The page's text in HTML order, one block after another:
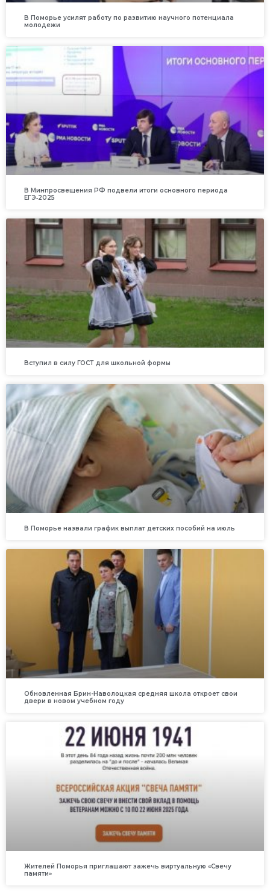
В Поморье усилят работу по развитию научного потенциала
молодежи
В Минпросвещения РФ подвели итоги основного периода
ЕГЭ‑2025
Вступил в силу ГОСТ для школьной формы
В Поморье назвали график выплат детских пособий на июль
Обновленная Брин-Наволоцкая средняя школа откроет свои
двери в новом учебном году
Жителей Поморья приглашают зажечь виртуальную «Свечу
памяти»